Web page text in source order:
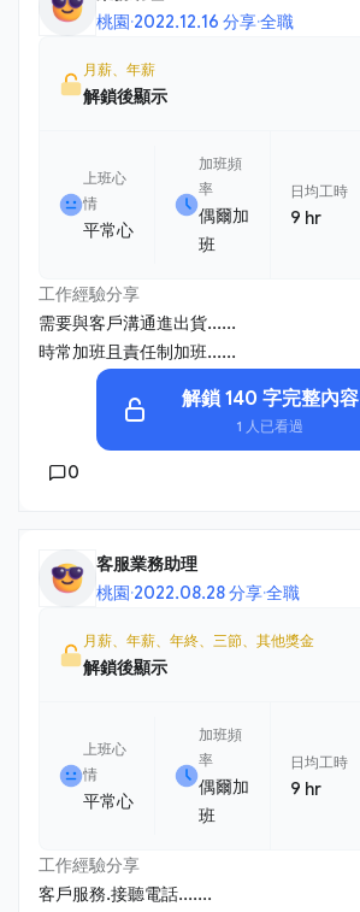
桃園·2022.12.16 分享·全職
月薪、年薪
解鎖後顯示
上班心
情
平常心
加班頻
率
偶爾加
班
日均工時
9 hr
工作經驗分享
需要與客戶溝通進出貨......
時常加班且責任制加班......
解鎖 140 字完整內容
1 人已看過
0
客服業務助理
桃園·2022.08.28 分享·全職
月薪、年薪、年終、三節、其他獎金
解鎖後顯示
上班心
情
平常心
加班頻
率
偶爾加
班
日均工時
9 hr
工作經驗分享
客戶服務.接聽電話.......